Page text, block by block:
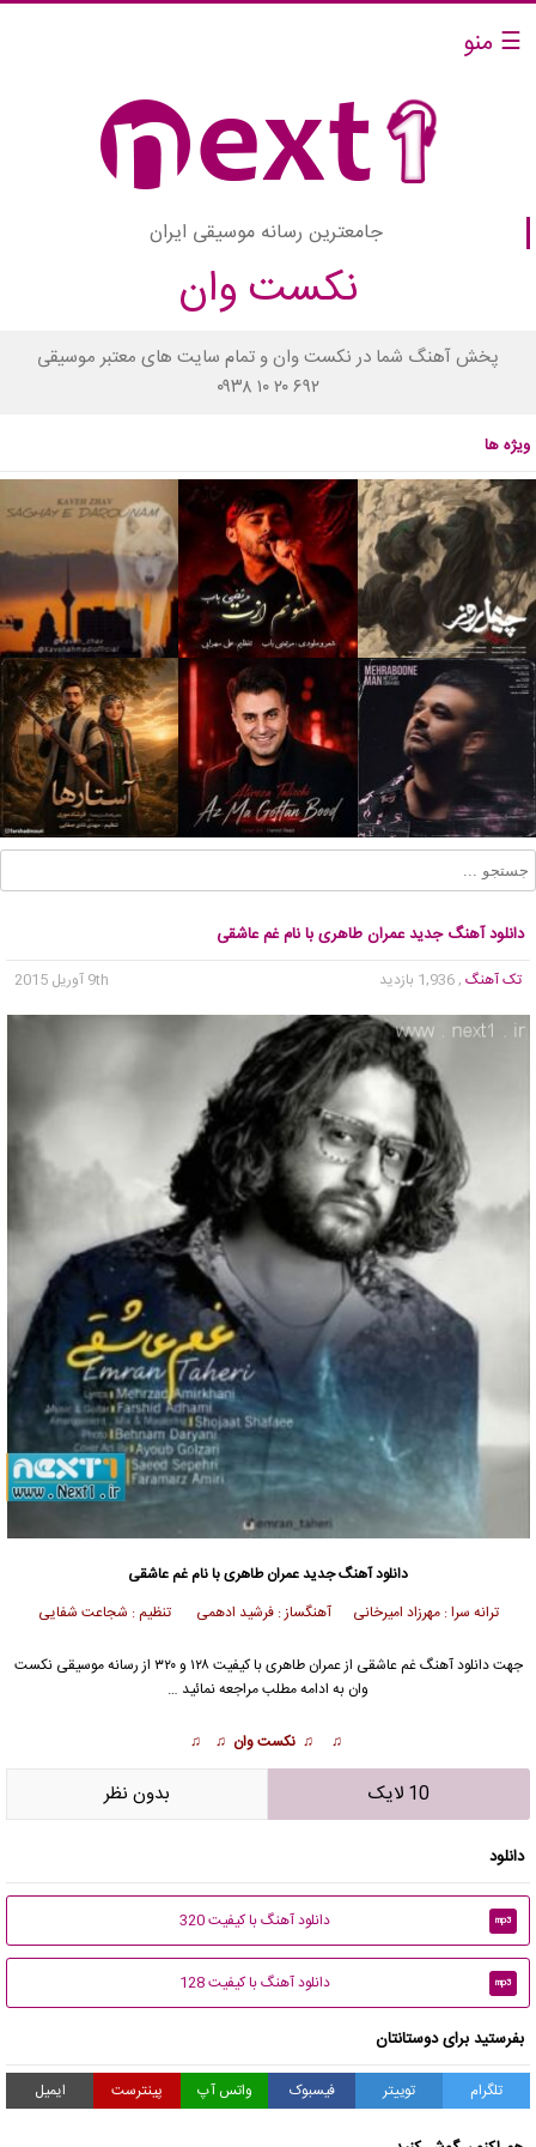
☰ منو
جامعترین رسانه موسیقی ایران
نکست وان
پخش آهنگ شما در نکست وان و تمام سایت های معتبر موسیقی
۰۹۳۸ ۱۰ ۲۰ ۶۹۲
ویژه ها
دانلود آهنگ جدید عمران طاهری با نام غم عاشقی
تک آهنگ , 1,936 بازدید 9th آوریل 2015
دانلود آهنگ جدیدعمران طاهری با نام غم عاشقی
ترانه سرا : مهرزاد امیرخانی آهنگساز : فرشید ادهمی تنظیم : شجاعت شفایی
جهت دانلود آهنگ غم عاشقی ازعمران طاهری
با کیفیت ۱۲۸ و ۳۲۰ از رسانه موسیقی نکست
وان به ادامه مطلب مراجعه نمائید …
♫ ♫ نکست وان ♫ ♫
10 لایک بدون نظر
دانلود
mp3 دانلود آهنگ با کیفیت 320
mp3 دانلود آهنگ با کیفیت 128
بفرستید برای دوستانتان
تلگرام توییتر فیسبوک واتس آپ پینترست ایمیل